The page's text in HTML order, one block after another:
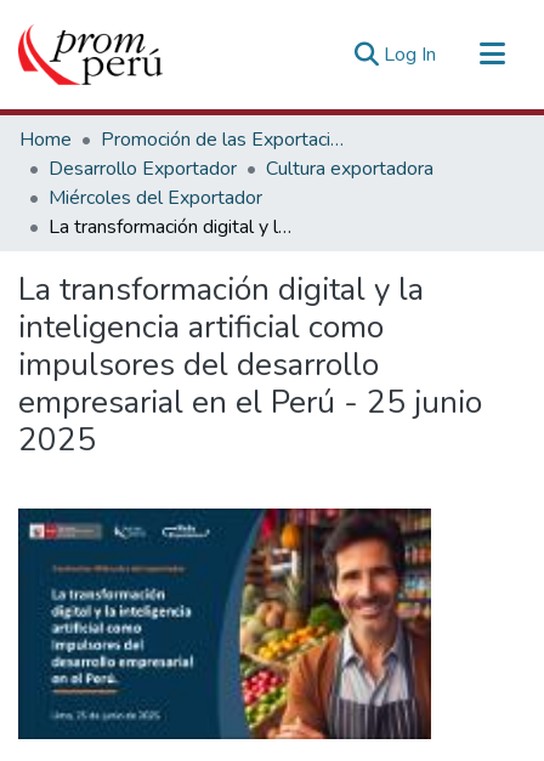
Log In (current)
Communities & Collections
All of DSpace
Statistics
Estadísticas Externas
Home
Promoción de las Exportaciones
Desarrollo Exportador
Cultura exportadora
Miércoles del Exportador
La transformación digital y la inteligencia artificial como impulsores del desarrollo empresarial en el Perú - 25 junio 2025
La transformación digital y la
inteligencia artificial como
impulsores del desarrollo
empresarial en el Perú - 25 junio
2025